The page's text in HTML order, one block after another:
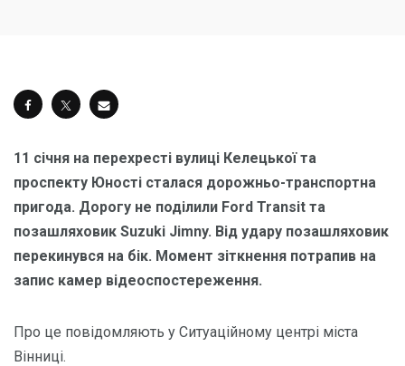
11 січня на перехресті вулиці Келецької та
проспекту Юності сталася дорожньо-транспортна
пригода. Дорогу не поділили Ford Transit та
позашляховик Suzuki Jimny. Від удару позашляховик
перекинувся на бік. Момент зіткнення потрапив на
запис камер відеоспостереження.
Про це повідомляють у Ситуаційному центрі міста
Вінниці.